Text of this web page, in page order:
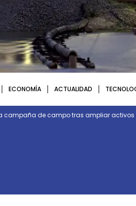
ECONOMÍA ACTUALIDAD
campaña de campo tras ampliar activos